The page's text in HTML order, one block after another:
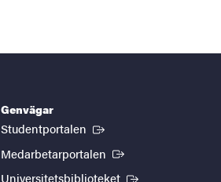
Genvägar
Studentportalen (Extern länk)
Medarbetarportalen (Extern länk)
Universitetsbiblioteket (Extern länk)